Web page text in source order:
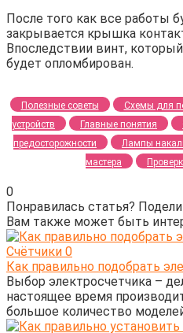
После того как все работы
закрывается крышка
Впоследствии винт,
будет опломбирован.
Полезные советы Схемы для
устройств
Главные понятия
предосторожности
Лампы
мастера
0
Понравилась статья?
Вам также может быть
Счётчики 0
Как правильно подобрать
Выбор электросчетчика –
настоящее время
большое количество